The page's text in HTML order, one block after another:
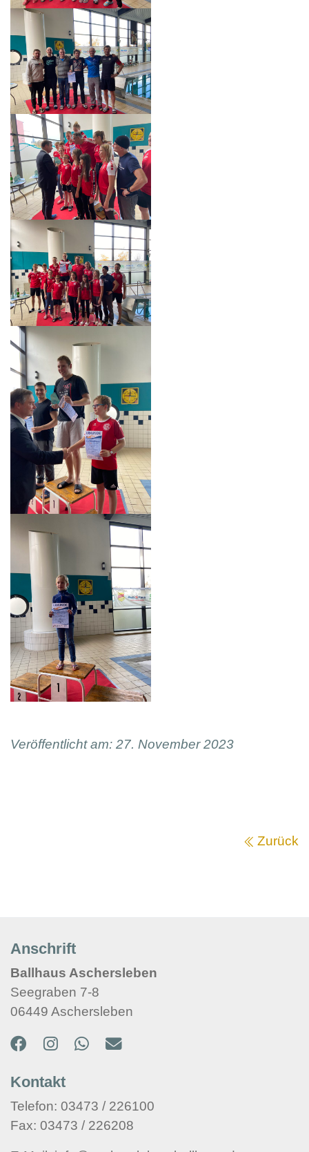
Veröffentlicht am: 27. November 2023
Zurück
Anschrift
Ballhaus Aschersleben
Seegraben 7-8
06449 Aschersleben
Kontakt
Telefon: 03473 / 226100
Fax: 03473 / 226208